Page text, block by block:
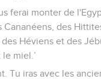
ferai monter de
Cananéens, des
Héviens et des
miel.’
Tu iras avec les